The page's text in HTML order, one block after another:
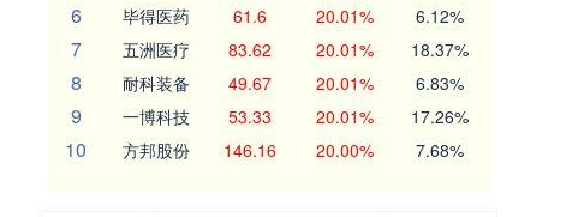
6 毕得医药 61.6 20.01% 6.12%
7 五洲医疗 83.62 20.01% 18.37%
8 耐科装备 49.67 20.01% 6.83%
9 一博科技 53.33 20.01% 17.26%
10 方邦股份 146.16 20.00% 7.68%